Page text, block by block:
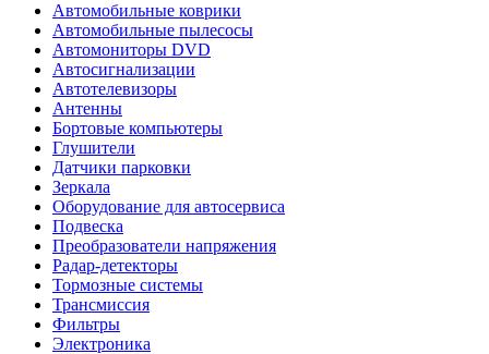
Автомобильные коврики
Автомобильные пылесосы
Автомониторы DVD
Автосигнализации
Автотелевизоры
Антенны
Бортовые компьютеры
Глушители
Датчики парковки
Зеркала
Оборудование для автосервиса
Подвеска
Преобразователи напряжения
Радар-детекторы
Тормозные системы
Трансмиссия
Фильтры
Электроника